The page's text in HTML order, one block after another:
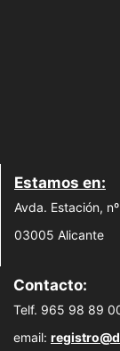
Estamos en:
Avda. Estación,
03005 Alicante
Contacto:
Telf. 965 98 89
email: